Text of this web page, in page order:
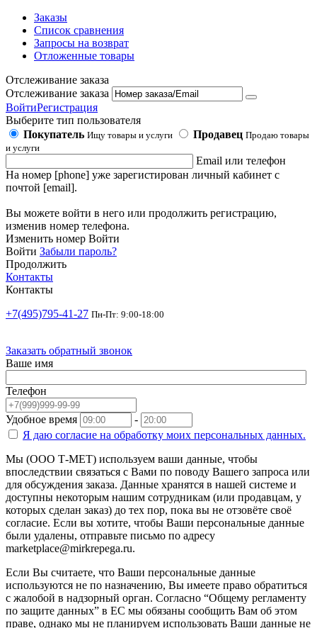
Заказы
Список сравнения
Запросы на возврат
Отложенные товары
Отслеживание заказа
Отслеживание заказа
ВойтиРегистрация
Выберите тип пользователя
Покупатель Ищу товары и услуги Продавец Продаю товары
и услуги
Email или телефон
На номер [phone] уже зарегистирован личный кабинет с
почтой [email].
Вы можете войти в него или продолжить регистрацию,
изменив номер телефона.
Изменить номер Войти
Войти Забыли пароль?
Продолжить
Контакты
Контакты
+7(495)795-41-27 Пн-Пт: 9:00-18:00
Заказать обратный звонок
Ваше имя
Телефон
Удобное время
-
Я даю согласие на обработку моих персональных данных.
Мы (ООО Т-МЕТ) используем ваши данные, чтобы
впоследствии связаться с Вами по поводу Вашего запроса или
для обсуждения заказа. Данные хранятся в нашей системе и
доступны некоторым нашим сотрудникам (или продавцам, у
которых сделан заказ) до тех пор, пока вы не отзовёте своё
согласие. Если вы хотите, чтобы Ваши персональные данные
были удалены, отправьте письмо по адресу
marketplace@mirkrepega.ru.
Если Вы считаете, что Ваши персональные данные
используются не по назначению, Вы имеете право обратиться
с жалобой в надзорный орган. Согласно “Общему регламенту
по защите данных” в ЕС мы обязаны сообщить Вам об этом
праве, однако мы не планируем использовать Ваши данные не